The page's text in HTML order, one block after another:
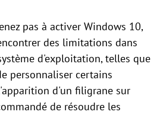
pas à activer Windows 10,
des limitations dans
d'exploitation, telles que
personnaliser certains
d'un filigrane sur
de résoudre les